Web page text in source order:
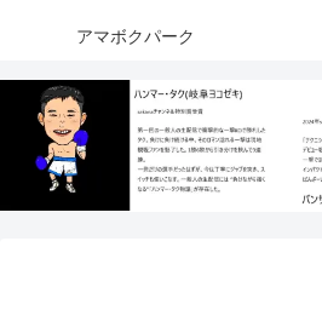
アマボクパーク